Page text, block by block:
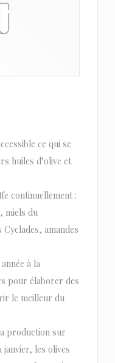
ce qui se
huiles d’olive et
continuellement :
miels du
amandes
à la
pour élaborer des
le meilleur du
production sur
janvier, les olives